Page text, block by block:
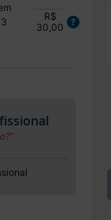
R$
30,00